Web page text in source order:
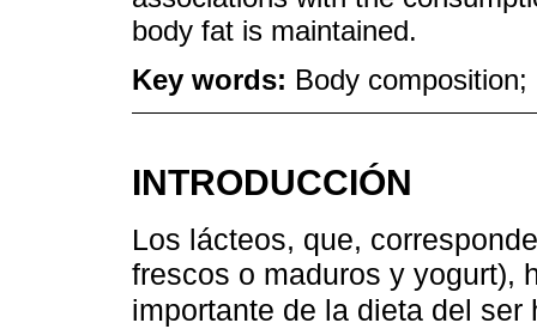
body fat is maintained.
Key words: Body
INTRODUCCIÓN
Los lácteos, que,
frescos o maduros y yogurt),
importante de la dieta del